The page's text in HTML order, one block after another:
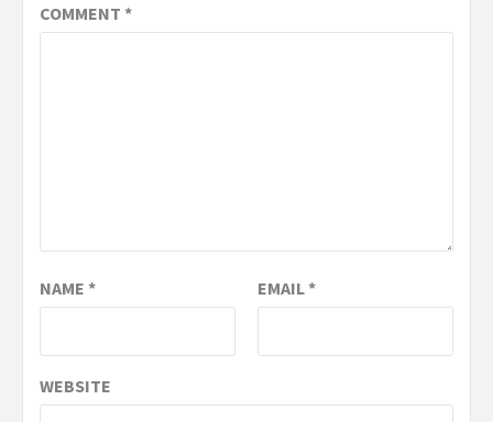
COMMENT *
NAME * EMAIL*
WEBSITE